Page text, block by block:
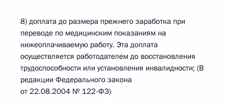
8) доплата до размера прежнего заработка при
переводе по медицинским показаниям на
нижеоплачиваемую работу. Эта доплата
осуществляется работодателем до восстановления
трудоспособности или установления инвалидности; (В
редакции Федерального закона
от 22.08.2004 № 122-ФЗ)